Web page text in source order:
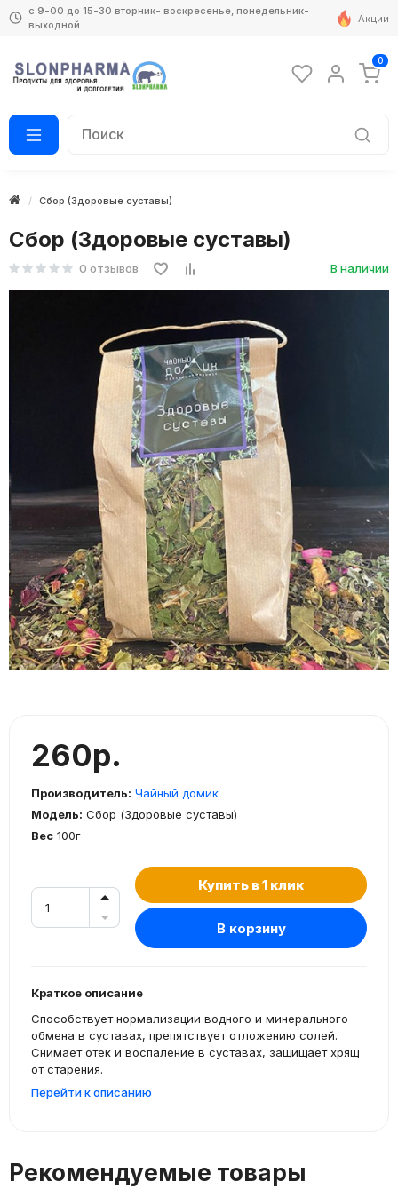
с 9-00 до 15-30 вторник- воскресенье, понедельник-
выходной
Акции
0
Сбор (Здоровые суставы)
Сбор (Здоровые суставы)
0 отзывов В наличии
260р.
Производитель: Чайный домик
Модель: Сбор (Здоровые суставы)
Вес 100г
Купить в 1 клик
В корзину
Краткое описание
Способствует нормализации водного и минерального
обмена в суставах, препятствует отложению солей.
Снимает отек и воспаление в суставах, защищает хрящ
от старения.
Перейти к описанию
Рекомендуемые товары